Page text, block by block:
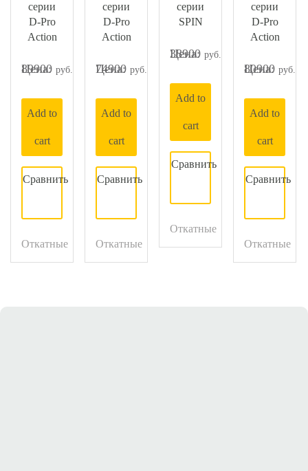
серии
D-Pro
Action
89900
Add to
cart
Откатные
серии
D-Pro
Action
74900
Add to
cart
Откатные
серии
SPIN
38900
Add to
cart
Откатные
серии
D-Pro
Action
80900
Add to
cart
Откатные